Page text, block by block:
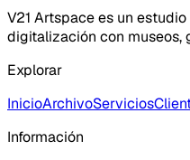
V21 Artspace es un
digitalización con museos,
Explorar
InicioArchivoServicios
Información